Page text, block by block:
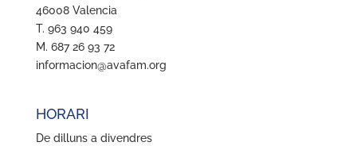
46008 Valencia
T. 963 940 459
M. 687 26 93 72
informacion@avafam.org
HORARI
De dilluns a divendres